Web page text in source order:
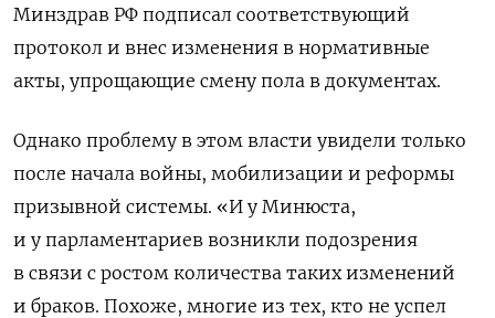
Минздрав РФ подписал соответствующий
протокол и внес изменения в нормативные
акты, упрощающие смену пола в документах.
Однако проблему в этом власти увидели только
после начала войны, мобилизации и реформы
призывной системы. «И у Минюста,
и у парламентариев возникли подозрения
в связи с ростом количества таких изменений
и браков. Похоже, многие из тех, кто не успел